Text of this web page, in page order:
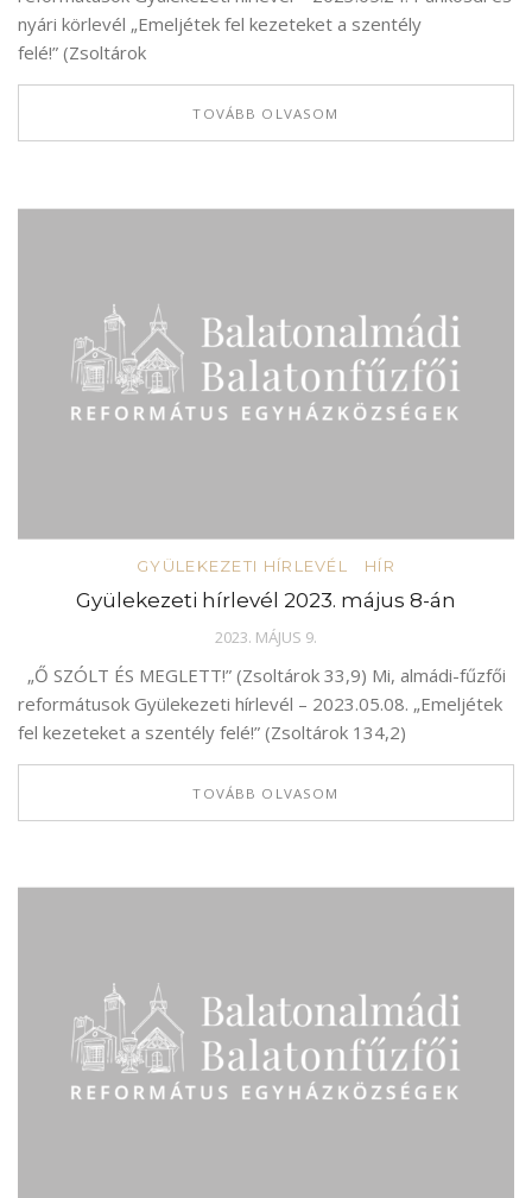
nyári körlevél „Emeljétek fel kezeteket a szentély
felé!” (Zsoltárok
TOVÁBB OLVASOM
GYÜLEKEZETI HÍRLEVÉL HÍR
Gyülekezeti hírlevél 2023. május 8-án
2023. MÁJUS 9.
„Ő SZÓLT ÉS MEGLETT!” (Zsoltárok 33,9) Mi, almádi-fűzfői
reformátusok Gyülekezeti hírlevél – 2023.05.08. „Emeljétek
fel kezeteket a szentély felé!” (Zsoltárok 134,2)
TOVÁBB OLVASOM